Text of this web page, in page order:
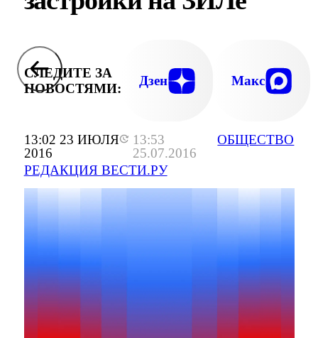
13:02 23 ИЮЛЯ
2016
13:53
25.07.2016
РЕДАКЦИЯ ВЕСТИ.РУ
ОБЩЕСТВО
СЛЕДИТЕ ЗА
НОВОСТЯМИ:
Дзен Макс